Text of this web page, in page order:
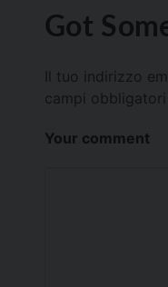
Got
Il tuo indirizzo
campi
Your comment